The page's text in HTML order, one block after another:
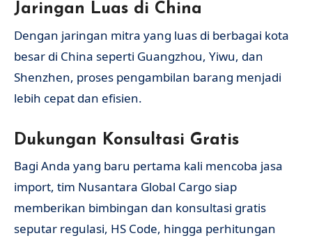
Jaringan Luas di China
Dengan jaringan mitra yang luas di berbagai kota
besar di China seperti Guangzhou, Yiwu, dan
Shenzhen, proses pengambilan barang menjadi
lebih cepat dan efisien.
Dukungan Konsultasi Gratis
Bagi Anda yang baru pertama kali mencoba jasa
import, tim Nusantara Global Cargo siap
memberikan bimbingan dan konsultasi gratis
seputar regulasi, HS Code, hingga perhitungan